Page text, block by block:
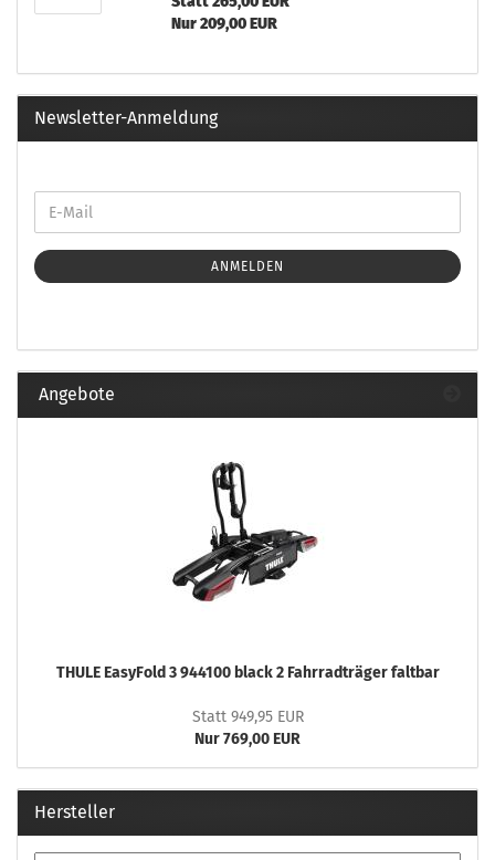
Nur 209,00 EUR
Newsletter-Anmeldung
ANMELDEN
Angebote
THULE EasyFold 3 944100 black 2 Fahrradträger faltbar
Statt 949,95 EUR
Nur 769,00 EUR
Hersteller